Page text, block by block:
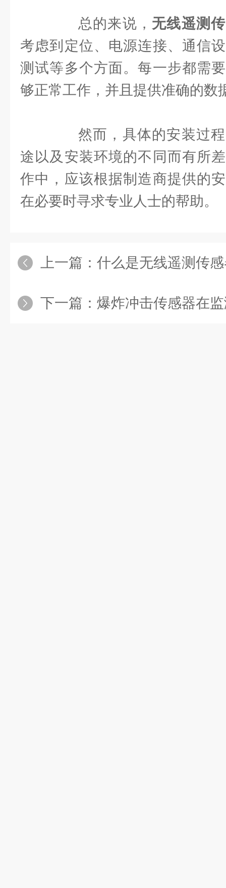
总的来说， 无线遥测
考虑到定位、电源连接、通信
测试等多个方面。每一步都需
够正常工作，并且提供准确的数
然而，具体的安装过程
途以及安装环境的不同而有所
作中，应该根据制造商提供的
在必要时寻求专业人士的帮助。
上一篇： 什么是无线遥测传感
下一篇： 爆炸冲击传感器在监测工